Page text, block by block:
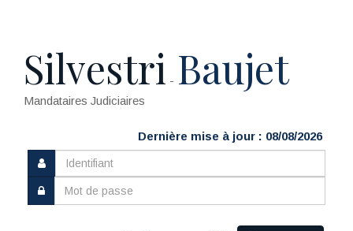
Silvestri - Baujet
Mandataires Judiciaires
Dernière mise à jour : 08/08/2026